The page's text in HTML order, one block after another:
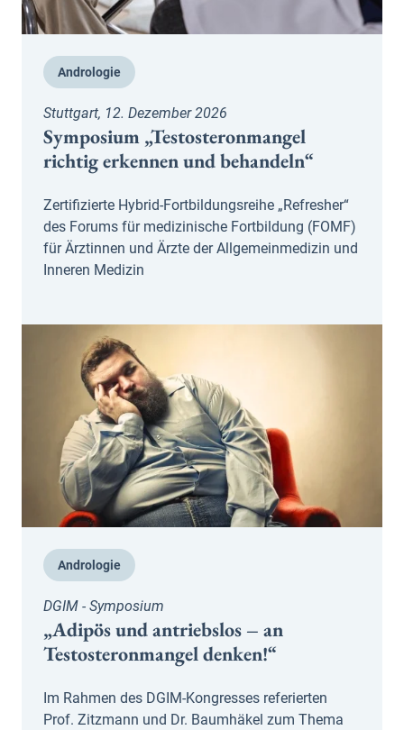
Andrologie
Stuttgart, 12. Dezember 2026
Symposium „Testosteronmangel
richtig erkennen und behandeln“
Zertifizierte Hybrid-Fortbildungsreihe „Refresher“
des Forums für medizinische Fortbildung (FOMF)
für Ärztinnen und Ärzte der Allgemeinmedizin und
Inneren Medizin
Andrologie
DGIM - Symposium
„Adipös und antriebslos – an
Testosteronmangel denken!“
Im Rahmen des DGIM-Kongresses referierten
Prof. Zitzmann und Dr. Baumhäkel zum Thema